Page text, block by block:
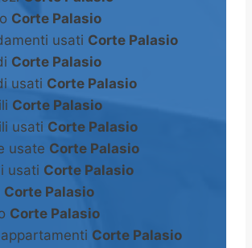
Corte Palasio
usati Corte Palasio
Corte Palasio
usati Corte Palasio
Corte Palasio
usati Corte Palasio
usate Corte Palasio
usati Corte Palasio
Corte Palasio
Corte Palasio
Corte Palasio